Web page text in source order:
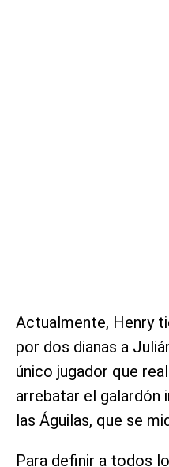
Actualmente, Henry
por dos dianas a
único jugador que
arrebatar el galardón
las Águilas, que se
Para definir a todos